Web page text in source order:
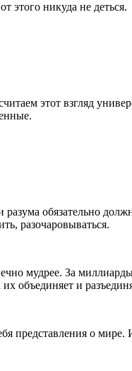
этого никуда не деться.
этот взгляд
обязательно
разочаровываться.
мудрее. За
объединяет и
представления о